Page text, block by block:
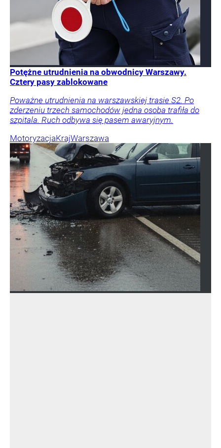
Potężne utrudnienia na obwodnicy Warszawy.
Cztery pasy zablokowane
Poważne utrudnienia na warszawskiej trasie S2. Po
zderzeniu trzech samochodów jedna osoba trafiła do
szpitala. Ruch odbywa się pasem awaryjnym.
MotoryzacjaKrajWarszawa